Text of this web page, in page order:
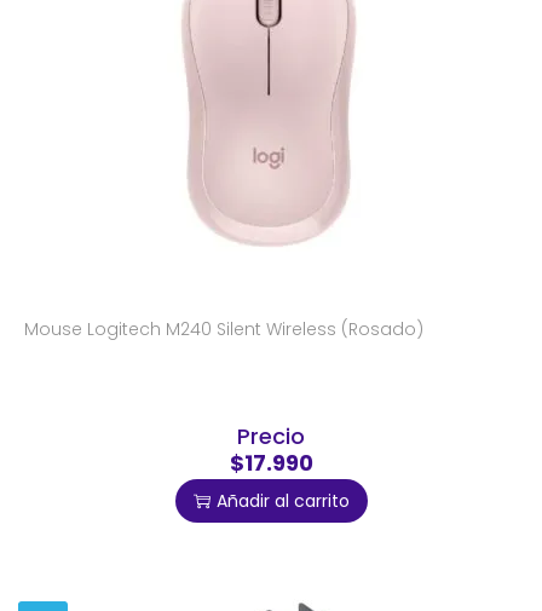
Mouse Logitech M240 Silent Wireless (Rosado)
Precio
$17.990
Añadir al carrito